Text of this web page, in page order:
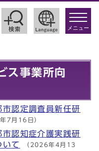
toggle
メニュー
ス事業所向
市認定調査員新任研
7月16日）
市認知症介護実践研
いて （2026年4月13